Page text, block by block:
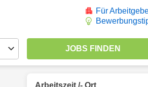
Für
Arbeitszeit /- Ort